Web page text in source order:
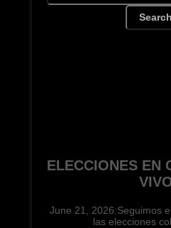
Search
ELECCIONES EN
June 21, 2026:Seguimos
las elecciones